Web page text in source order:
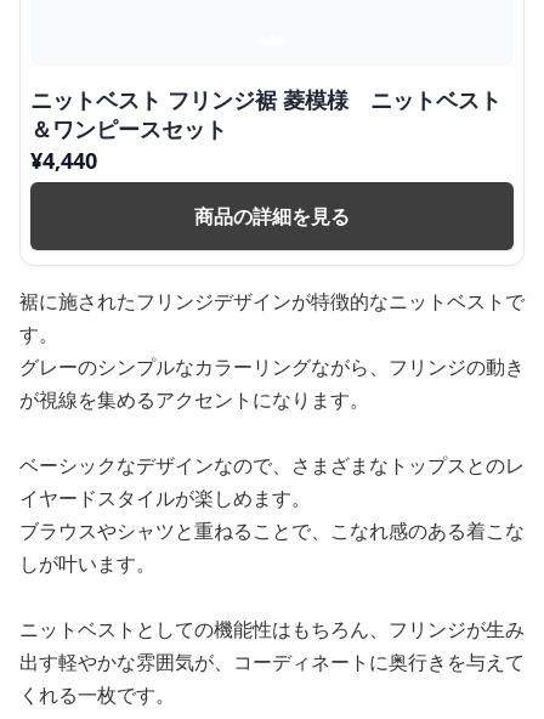
ニットベスト フリンジ裾 菱模様 ニットベスト
＆ワンピースセット
¥4,440
商品の詳細を見る
裾に施されたフリンジデザインが特徴的なニットベストで
す。
グレーのシンプルなカラーリングながら、フリンジの動き
が視線を集めるアクセントになります。
ベーシックなデザインなので、さまざまなトップスとのレ
イヤードスタイルが楽しめます。
ブラウスやシャツと重ねることで、こなれ感のある着こな
しが叶います。
ニットベストとしての機能性はもちろん、フリンジが生み
出す軽やかな雰囲気が、コーディネートに奥行きを与えて
くれる一枚です。